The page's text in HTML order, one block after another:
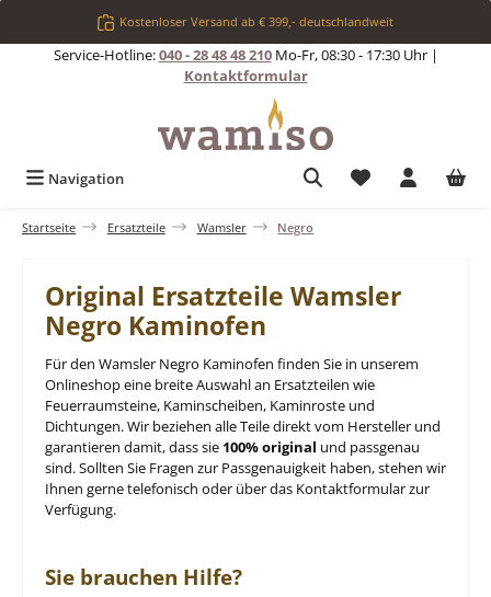
Zum Hauptinhalt springenKostenloser Versand ab € 399,- deutschlandweit
Service-Hotline:040 - 28 48 48 210Mo-Fr, 08:30 - 17:30 Uhr |
Kontaktformular
Navigation Du hast 0
Startseite Ersatzteile Wamsler Negro
Original Ersatzteile Wamsler
Negro Kaminofen
Für den Wamsler Negro Kaminofen finden Sie in unserem
Onlineshop eine breite Auswahl an Ersatzteilen wie
Feuerraumsteine, Kaminscheiben, Kaminroste und
Dichtungen. Wir beziehen alle Teile direkt vom Hersteller und
garantieren damit, dass sie 100% original und passgenau
sind. Sollten Sie Fragen zur Passgenauigkeit haben, stehen wir
Ihnen gerne telefonisch oder über das Kontaktformular zur
Verfügung.
Sie brauchen Hilfe?